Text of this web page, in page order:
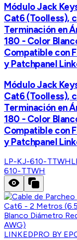
Módulo Jack
Cat6 (Toolless),
Terminación en
180 - Color
Compatible con
y Patchpanel
Módulo Jack
Cat6 (Toolless),
Terminación en
180 - Color
Compatible con
y Patchpanel
LP-KJ-610-TTWH
610-TTWH
LINKEDPRO BY